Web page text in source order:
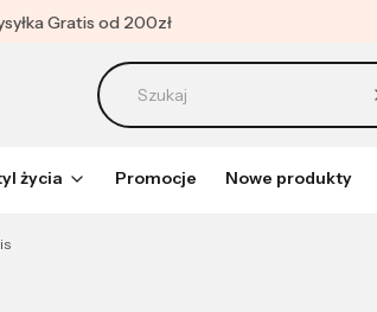
Gratis od 200zł
życia Promocje Nowe produkty